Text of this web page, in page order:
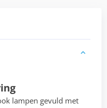
lampen gevuld met